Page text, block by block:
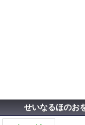
せいなるほのお